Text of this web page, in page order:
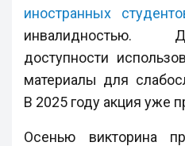
иностранных
инвалидностью.
доступности
материалы для
В 2025 году акция уже
Осенью викторина